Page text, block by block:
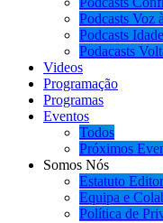
Podcasts Voz
Podcasts
Podacasts
Videos
Programação
Programas
Eventos
Todos
Próximos
Somos Nós
Estatuto
Equipa e
Política de